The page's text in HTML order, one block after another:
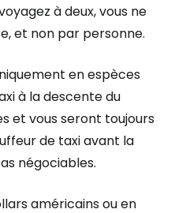
à deux, vous ne
et non par personne.
en espèces
à la descente du
et vous seront toujours
de taxi avant la
négociables.
américains ou en